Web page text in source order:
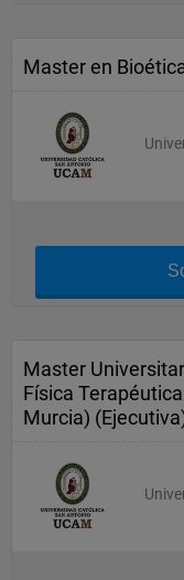
Master en
Master
Física
Murcia)